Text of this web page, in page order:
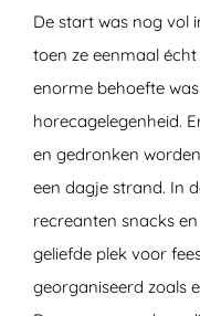
De start was nog vol
toen ze eenmaal
enorme behoefte
horecagelegenheid.
en gedronken
een dagje strand. In
recreanten snacks
geliefde plek voor
georganiseerd zoals